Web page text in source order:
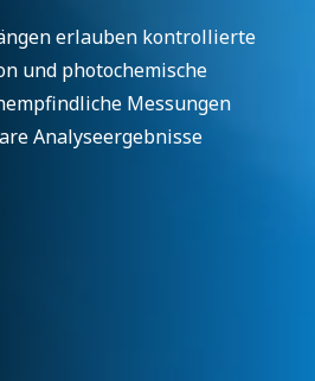
erlauben kontrollierte
und photochemische
Messungen
Analyseergebnisse